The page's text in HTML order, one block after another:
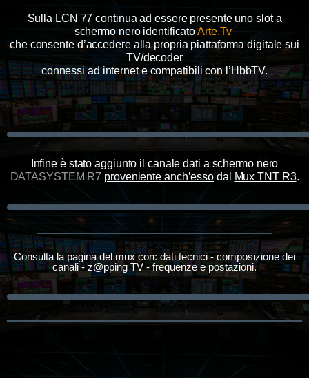
Sulla LCN 77 continua ad essere presente uno slot a
schermo nero identificatoArte.Tv
che consente d’accedere alla propria piattaforma digitale sui
TV/decoder
connessi ad internet e compatibili con l’HbbTV.
Infine è stato aggiunto il canale dati a schermo nero
DATASYSTEM R7 proveniente anch’esso dal Mux TNT R3.
Consulta la pagina del mux con: dati tecnici - composizione dei
canali - z@pping TV - frequenze e postazioni.